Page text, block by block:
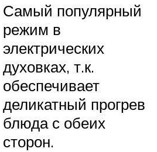
Самый популярный
режим в
электрических
духовках, т.к.
обеспечивает
деликатный прогрев
блюда с обеих
сторон.